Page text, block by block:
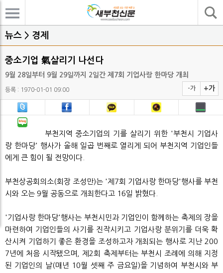
뉴스 > 경제
중소기업 氣살리기 나선다
9월 28일부터 9월 29일까지 2일간 제7회 기업사랑 한마당 개최
등록 : 1970-01-01 09:00 -가 +가
부천지역 중소기업의 기를 살리기 위한 '부천시 기업사
랑 한마당' 행사가 올해 일곱 번째로 열리게 되어 부천지역 기업인들
에게 큰 힘이 될 전망이다.
부천상공회의소(회장 조성만)는 '제7회 기업사랑 한마당'행사를 부천
시와 오는 9월 공동으로 개최한다고 16일 밝혔다.
'기업사랑 한마당'행사는 부천시민과 기업인이 함께하는 축제의 장을
마련하여 기업인들의 사기를 진작시키고 기업사랑 분위기를 더욱 확
산시켜 기업하기 좋은 환경을 조성하고자 개최되는 행사로 지난 200
7년에 처음 시작됐으며, 제2회 축제부터는 부천시 조례에 의해 지정
된 기업인의 날(매년 10월 셋째 주 금요일)을 기념하여 부천시와 부